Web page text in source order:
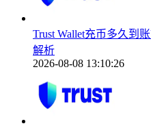
Trust Wallet充币多久到
解析
2026-08-08 13:10:26